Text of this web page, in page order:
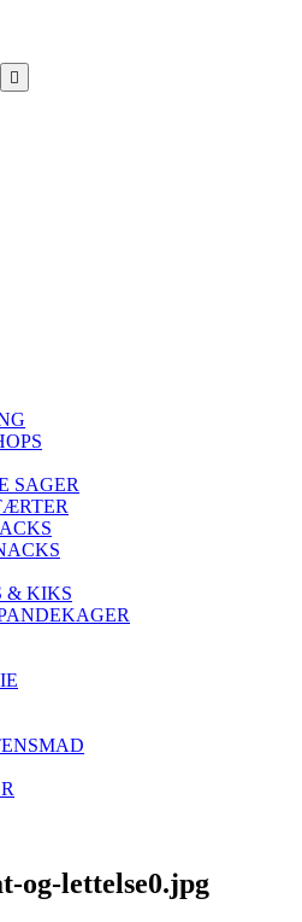
SAGER
& KIKS
og-lettelse0.jpg